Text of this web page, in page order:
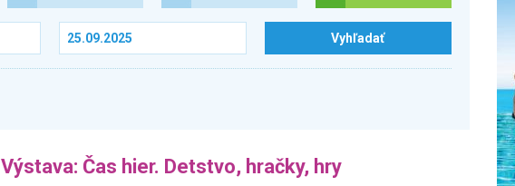
Výstava: Čas hier. Detstvo, hračky, hry